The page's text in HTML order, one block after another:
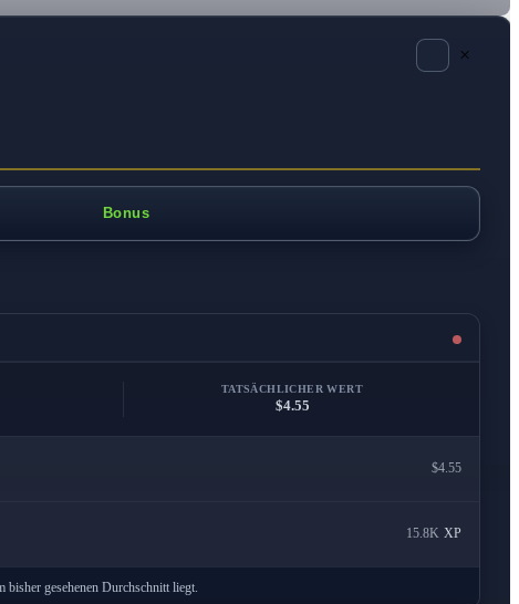
×
Bonus
TATSÄCHLICHER WERT
$4.55
$4.55
15.8K XP
gesehenen Durchschnitt liegt.